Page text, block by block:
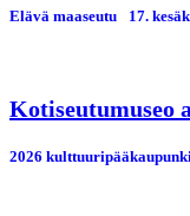
Elävä maaseutu 17.
Kotiseutumuseo
2026